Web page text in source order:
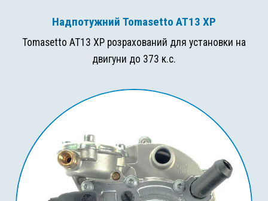
Надпотужний Tomasetto AT13 XP
Tomasetto AT13 XP розрахований для установки на
двигуни до 373 к.с.